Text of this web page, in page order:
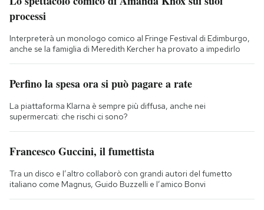
processi
Interpreterà un monologo comico al Fringe Festival di Edimburgo,
anche se la famiglia di Meredith Kercher ha provato a impedirlo
Perfino la spesa ora si può pagare a rate
La piattaforma Klarna è sempre più diffusa, anche nei
supermercati: che rischi ci sono?
Francesco Guccini, il fumettista
Tra un disco e l’altro collaborò con grandi autori del fumetto
italiano come Magnus, Guido Buzzelli e l’amico Bonvi